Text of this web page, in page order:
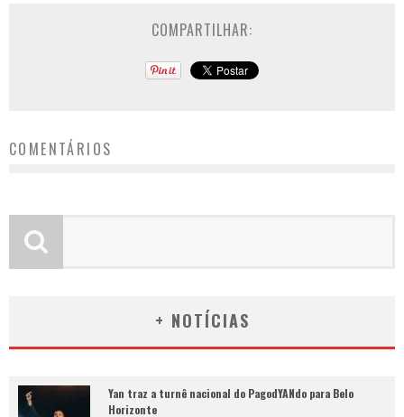
COMPARTILHAR:
COMENTÁRIOS
+ NOTÍCIAS
Yan traz a turnê nacional do PagodYANdo para Belo
Horizonte